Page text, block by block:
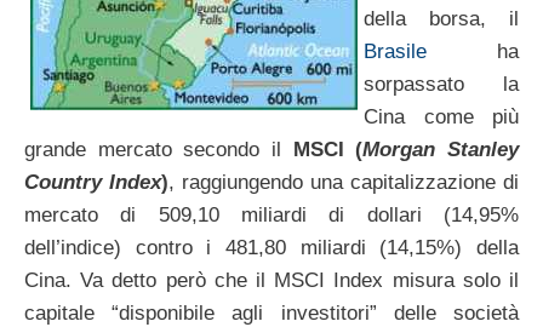
della borsa, il
Brasile ha
sorpassato la
Cina come più
grande mercato secondo il
MSCI (Morgan Stanley
Country Index), raggiungendo una capitalizzazione di
mercato di 509,10 miliardi di dollari (14,95%
dell’indice) contro i 481,80 miliardi (14,15%) della
Cina. Va detto però che il MSCI Index misura solo il
capitale “disponibile agli investitori” delle società